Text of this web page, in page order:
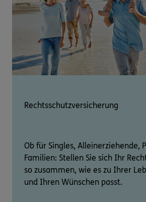
Rechtsschutzversicherung
Ob für Singles, Alleinerziehende,
Familien: Stellen Sie sich Ihr
so zusammen, wie es zu Ihrer
und Ihren Wünschen passt.